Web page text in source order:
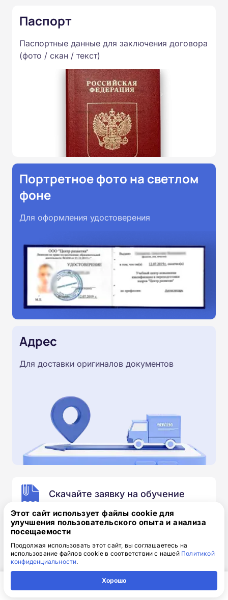
Паспорт
Паспортные данные для заключения договора
(фото / скан / текст)
Портретное фото на светлом
фоне
Для оформления удостоверения
Адрес
Для доставки оригиналов документов
Скачайте заявку на обучение
Скачайте шаблон, заполните и отправьте по
электронной почте
Обязательно укажите контактный номер телефон.
Наш специалист свяжется с вами и утонит все
детали.
Этот сайт использует файлы cookie для
улучшения пользовательского опыта и анализа
посещаемости
Продолжая использовать этот сайт, вы соглашаетесь на
использование файлов cookie в соответствии с нашей Политикой
конфиденциальности.
Хорошо